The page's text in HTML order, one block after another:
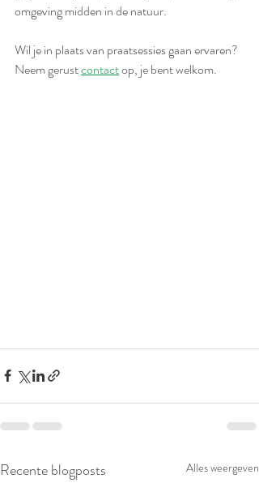
omgeving midden in de natuur.
Wil je in plaats van praatsessies gaan ervaren?
Neem gerust contact op, je bent welkom.
Recente blogposts Alles weergeven